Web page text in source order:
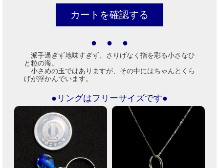
● ● ●
派手過ぎず地味すぎず、さりげなく指を彩る小さなひ
と粒の海。
小さめの玉ではありますが、その中にはちゃんとくら
げが浮かんでいます。
●リングはフリーサイズです●